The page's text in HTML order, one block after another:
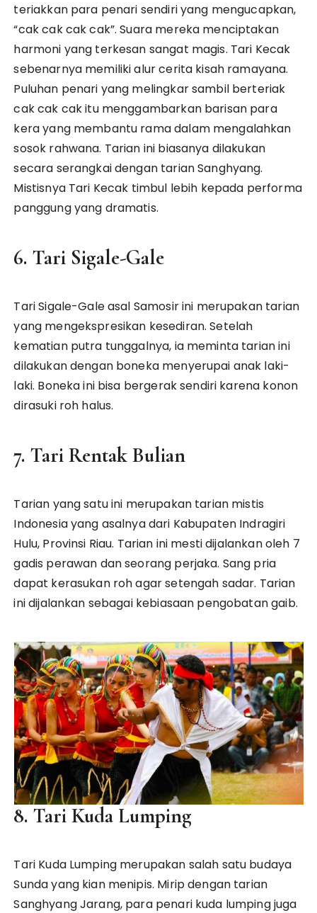
teriakkan para penari sendiri yang mengucapkan,
“cak cak cak cak”. Suara mereka menciptakan
harmoni yang terkesan sangat magis. Tari Kecak
sebenarnya memiliki alur cerita kisah ramayana.
Puluhan penari yang melingkar sambil berteriak
cak cak cak itu menggambarkan barisan para
kera yang membantu rama dalam mengalahkan
sosok rahwana. Tarian ini biasanya dilakukan
secara serangkai dengan tarian Sanghyang.
Mistisnya Tari Kecak timbul lebih kepada performa
panggung yang dramatis.
6. Tari Sigale-Gale
Tari Sigale-Gale asal Samosir ini merupakan tarian
yang mengekspresikan kesediran. Setelah
kematian putra tunggalnya, ia meminta tarian ini
dilakukan dengan boneka menyerupai anak laki-
laki. Boneka ini bisa bergerak sendiri karena konon
dirasuki roh halus.
7. Tari Rentak Bulian
Tarian yang satu ini merupakan tarian mistis
Indonesia yang asalnya dari Kabupaten Indragiri
Hulu, Provinsi Riau. Tarian ini mesti dijalankan oleh 7
gadis perawan dan seorang perjaka. Sang pria
dapat kerasukan roh agar setengah sadar. Tarian
ini dijalankan sebagai kebiasaan pengobatan gaib.
8. Tari Kuda Lumping
Tari Kuda Lumping merupakan salah satu budaya
Sunda yang kian menipis. Mirip dengan tarian
Sanghyang Jarang, para penari kuda lumping juga